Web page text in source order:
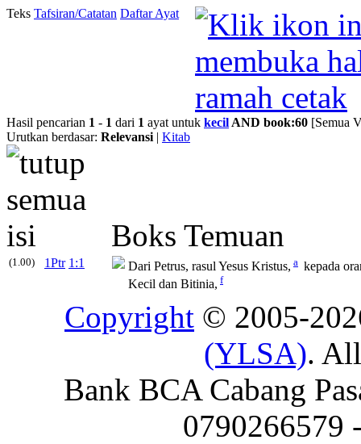
Teks Tafsiran/Catatan Daftar Ayat
Hasil pencarian 1 - 1 dari 1 ayat untuk kecil AND book:60 [Semua
Urutkan berdasar: Relevansi | Kitab
Boks Temuan
(1.00) 1Ptr 1:1 Dari Petrus, rasul Yesus Kristus, a kepada
Kecil dan Bitinia, f
Copyright © 2005-
(YLSA).
Bank BCA Cabang
0790266579